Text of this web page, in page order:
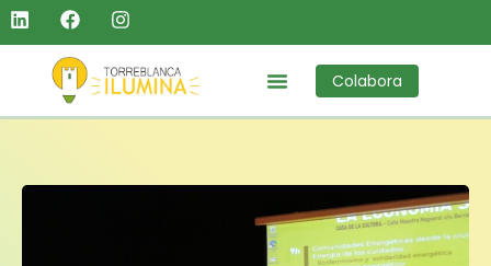
Colabora